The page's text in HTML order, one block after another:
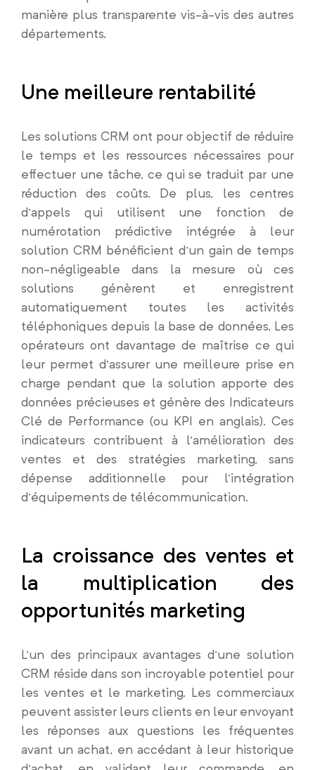
manière plus transparente vis-à-vis des autres
départements.
Une meilleure rentabilité
Les solutions CRM ont pour objectif de réduire
le temps et les ressources nécessaires pour
effectuer une tâche, ce qui se traduit par une
réduction des coûts. De plus, les centres
d’appels qui utilisent une fonction de
numérotation prédictive intégrée à leur
solution CRM bénéficient d’un gain de temps
non-négligeable dans la mesure où ces
solutions génèrent et enregistrent
automatiquement toutes les activités
téléphoniques depuis la base de données. Les
opérateurs ont davantage de maîtrise ce qui
leur permet d’assurer une meilleure prise en
charge pendant que la solution apporte des
données précieuses et génère des Indicateurs
Clé de Performance (ou KPI en anglais). Ces
indicateurs contribuent à l’amélioration des
ventes et des stratégies marketing, sans
dépense additionnelle pour l’intégration
d’équipements de télécommunication.
La croissance des ventes et
la multiplication des
opportunités marketing
L’un des principaux avantages d’une solution
CRM réside dans son incroyable potentiel pour
les ventes et le marketing. Les commerciaux
peuvent assister leurs clients en leur envoyant
les réponses aux questions les fréquentes
avant un achat, en accédant à leur historique